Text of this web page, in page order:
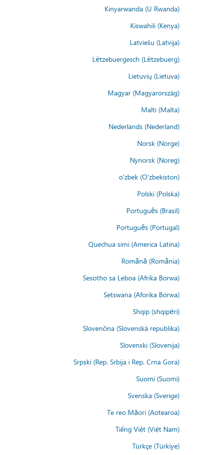
Kinyarwanda (U Rwanda)
Kiswahili (Kenya)
Latviešu (Latvija)
Lëtzebuergesch (Lëtzebuerg)
Lietuvių (Lietuva)
Magyar (Magyarország)
Malti (Malta)
Nederlands (Nederland)
Norsk (Norge)
Nynorsk (Noreg)
o'zbek (O'zbekiston)
Polski (Polska)
Português (Brasil)
Português (Portugal)
Quechua simi (America Latina)
Română (România)
Sesotho sa Leboa (Afrika Borwa)
Setswana (Aforika Borwa)
Shqip (shqipëri)
Slovenčina (Slovenská republika)
Slovenski (Slovenija)
Srpski (Rep. Srbija i Rep. Crna Gora)
Suomi (Suomi)
Svenska (Sverige)
Te reo Māori (Aotearoa)
Tiếng Việt (Việt Nam)
Türkçe (Türkiye)